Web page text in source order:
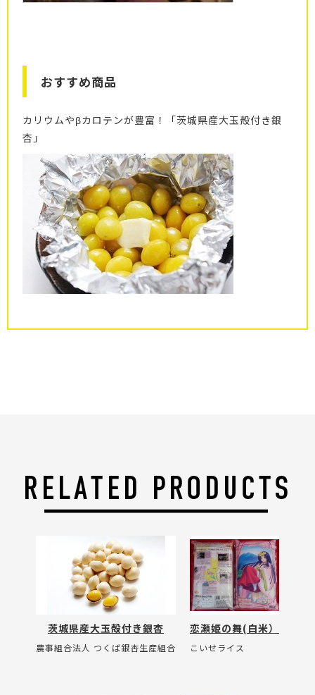
おすすめ商品
カリウムやβカロテンが豊富！「茨城県産大玉殻付き銀
杏」
茨城県産大玉殻付き銀杏
農事組合法人 つくば銀杏生産組合
恋瀬姫の舞(白米）
こいせライス